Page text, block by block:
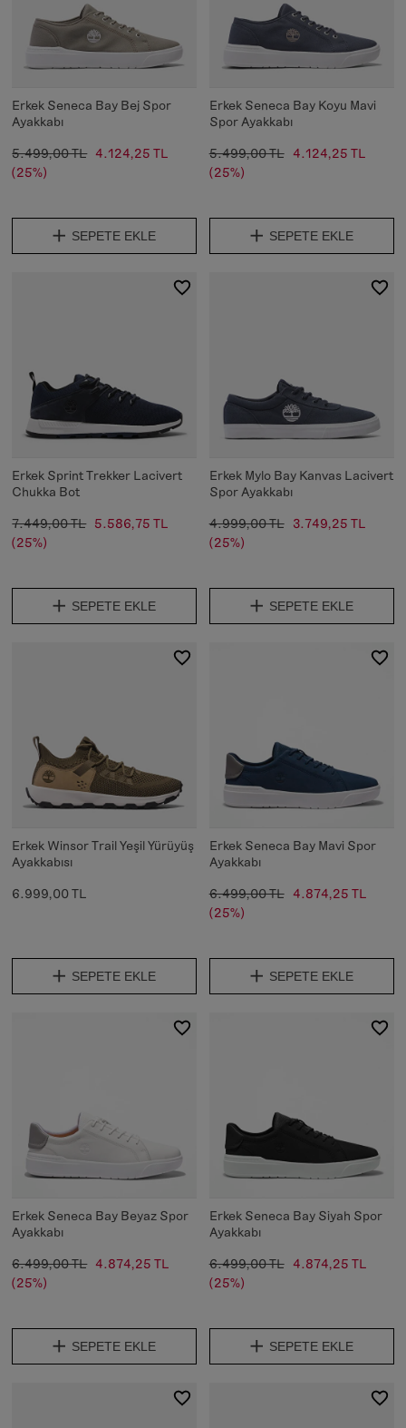
Erkek Seneca Bay Bej Spor
Ayakkabı
5.499,00 TL 4.124,25 TL
(25%)
SEPETE EKLE
Erkek Seneca Bay Koyu Mavi
Spor Ayakkabı
5.499,00 TL 4.124,25 TL
(25%)
SEPETE EKLE
Erkek Sprint Trekker Lacivert
Chukka Bot
7.449,00 TL 5.586,75 TL
(25%)
SEPETE EKLE
Erkek Mylo Bay Kanvas Lacivert
Spor Ayakkabı
4.999,00 TL
3.749,25 TL
(25%)
SEPETE EKLE
Erkek Winsor Trail Yeşil Yürüyüş
Ayakkabısı
6.999,00 TL
SEPETE EKLE
Erkek Seneca Bay Mavi Spor
Ayakkabı
6.499,00 TL 4.874,25 TL
(25%)
SEPETE EKLE
Erkek Seneca Bay Beyaz Spor
Ayakkabı
6.499,00 TL 4.874,25 TL
(25%)
SEPETE EKLE
Erkek Seneca Bay Siyah Spor
Ayakkabı
6.499,00 TL 4.874,25 TL
(25%)
SEPETE EKLE